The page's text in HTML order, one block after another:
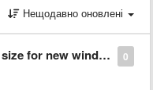
Нещодавно оновлені
0
for new windows